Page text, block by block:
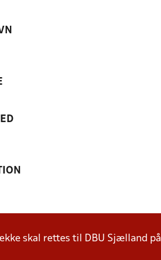
skal rettes til DBU Sjælland på